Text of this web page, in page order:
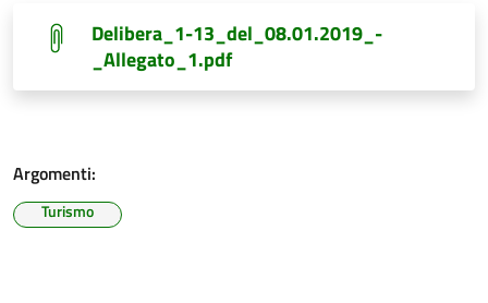
Delibera_1-13_del_08.01.2019_-
_Allegato_1.pdf
Argomenti:
Turismo